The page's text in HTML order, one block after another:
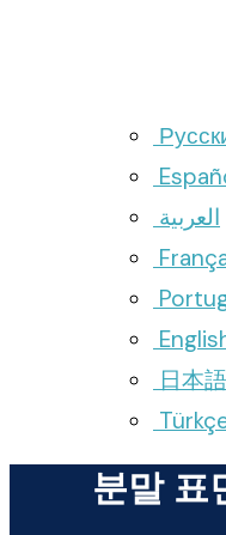
العربية
日本語
분말 표